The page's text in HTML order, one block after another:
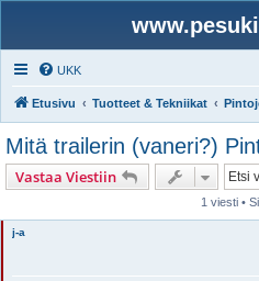
UKK
Etusivu Tuotteet & Tekniikat
Mitä trailerin (vaneri?)
Vastaa Viestiin
1 viesti •
j-a